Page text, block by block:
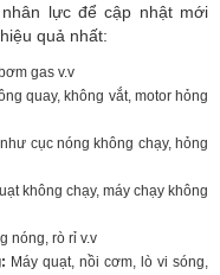
lực để cập nhật mới
quả nhất:
gas v.v
quay, không vắt, motor hỏng
cục nóng không chạy, hỏng
không chạy, máy chạy không
nóng, rò rỉ v.v
Máy quạt, nồi cơm, lò vi sóng,